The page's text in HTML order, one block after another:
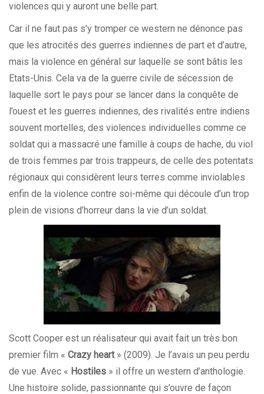
violences qui y auront une belle part.
Car il ne faut pas s’y tromper ce western ne dénonce pas
que les atrocités des guerres indiennes de part et d’autre,
mais la violence en général sur laquelle se sont bâtis les
Etats-Unis. Cela va de la guerre civile de sécession de
laquelle sort le pays pour se lancer dans la conquête de
l’ouest et les guerres indiennes, des rivalités entre indiens
souvent mortelles, des violences individuelles comme ce
soldat qui a massacré une famille à coups de hache, du viol
de trois femmes par trois trappeurs, de celle des potentats
régionaux qui considèrent leurs terres comme inviolables
enfin de la violence contre soi-même qui découle d’un trop
plein de visions d’horreur dans la vie d’un soldat.
Scott Cooper est un réalisateur qui avait fait un très bon
premier film « Crazy heart» (2009). Je l’avais un peu perdu
de vue. Avec « Hostiles » il offre un western d’anthologie.
Une histoire solide, passionnante qui s’ouvre de façon